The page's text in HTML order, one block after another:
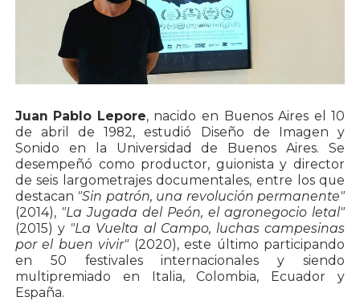
Juan Pablo Lepore, nacido en Buenos Aires el 10
de abril de 1982, estudió Diseño de Imagen y
Sonido en la Universidad de Buenos Aires. Se
desempeñó como productor, guionista y director
de seis largometrajes documentales, entre los que
destacan "Sin patrón, una revolución permanente"
(2014), "La Jugada del Peón, el agronegocio letal"
(2015) y "La Vuelta al Campo, luchas campesinas
por el buen vivir" (2020), este último participando
en 50 festivales internacionales y siendo
multipremiado en Italia, Colombia, Ecuador y
España.